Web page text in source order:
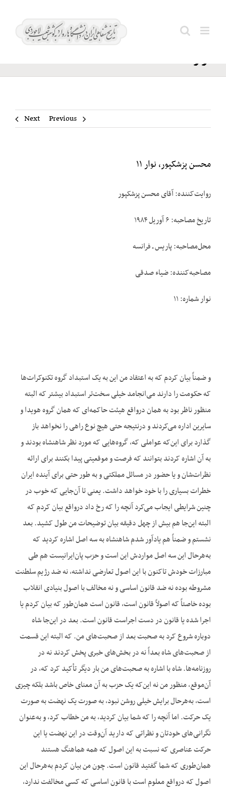
پزشکپور،
نوار ۱۱
Previous
Next
محسن پزشکپور، نوار ۱۱
روایت‌کننده: آقای محسن پزشک‎پور
تاریخ مصاحبه: ۶ آوریل ۱۹۸۴
محل‌مصاحبه: پاریس ـ فرانسه
مصاحبه‌کننده: ضیاء صدقی
نوار شماره: ۱۱
و ضمناً بیان کردم که به اعتقاد من این به یک استبداد گروه تکنوکرات‌ها
که حکومت را دارند می‌انجامد خیلی سخت‌تر استبداد بیشتر که البته
منظور ناظر بود به همان درواقع هیئت حاکمه‌ای که همان گروه هویدا و
سایرین اداره می‌کردند و درنتیجه حتی هیچ نوع راهی را نخواهد باز
گذارد برای این‌که عواملی که، گروه‌هایی که مورد نظر شاهنشاه بودند و
به آن اشاره کردند بتوانند که فرصت و موقعیتی پیدا بکنند برای ارائه
نظرات‌شان و یا حضور در مسائل مملکتی و به طور حتی برای آینده ایران
خطرات بسیاری را با خود خواهد داشت. یعنی تا آن‌جایی که خوب در
چنین شرایطی ایجاب می‌کرد آن‎چه را که رخ داد درواقع بیان کردم که
البته این‌جا هم بیش از چهل دقیقه بیان توضیحات من طول کشید. بعد
نشستم و ضمناً هم یادآور شدم شاهنشاه به سه اصل اشاره کردید که
به‌هرحال این سه اصل مواردش این است و حزب پان‌ایرانیست هم طی
مبارزات خودش تاکنون با این اصول تعارضی نداشته، نه ضد رژیم سلطنت
مشروطه بوده نه ضد قانون اساسی و نه مخالف با اصول بنیادی انقلاب
بوده خاصتاً که اصولاً قانون است، قانون است همان‌طور که بیان کردم یا
اجرا شده یا قانون در دست اجراست قانون است. بعد در این‌جا شاه
دوباره شروع کرد به صحبت بعد از صحبت‌های من. که البته این قسمت
از صحبت‌های شاه بعداً نه در بخش‌های خبری پخش کردند نه در
روزنامه‌ها. شاه با اشاره به صحبت‌های من بار دیگر تأکید کرد که، در
آن‌موقع، منظور من نه این‌که یک حزب به آن معنای خاص باشد بلکه چیزی
است، به‌هرحال برایش خیلی روشن نبود، به صورت یک نهضت به صورت
یک حرکت. اما آن‎چه را که شما بیان کردید، به من خطاب کرد، و به‌عنوان
نگرانی‌های خودتان و نظراتی که دارید آن‌وقت در این نهضت یا این
حرکت عناصری که نسبت به این اصول که همه هماهنگ هستند
همان‌طوری که شما گفتید قانون است. چون من بیان کردم به‌هرحال این
اصول که درواقع معلوم است با قانون اساسی که کسی مخالفت ندارد،